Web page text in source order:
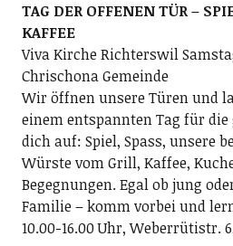
TAG DER OFFENEN TÜR –
KAFFEE
Viva Kirche Richterswil
Chrischona Gemeinde
Wir öffnen unsere Türen und
einem entspannten Tag für die
dich auf: Spiel, Spass, unsere
Würste vom Grill, Kaffee,
Begegnungen. Egal ob jung
Familie – komm vorbei und
10.00-16.00 Uhr, Weberrütistr.